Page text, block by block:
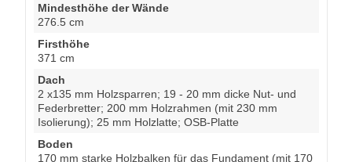
Mindesthöhe der Wände
276.5 cm
Firsthöhe
371 cm
Dach
2 x135 mm Holzsparren; 19 - 20 mm dicke Nut- und
Federbretter; 200 mm Holzrahmen (mit 230 mm
Isolierung); 25 mm Holzlatte; OSB-Platte
Boden
170 mm starke Holzbalken für das Fundament (mit 170